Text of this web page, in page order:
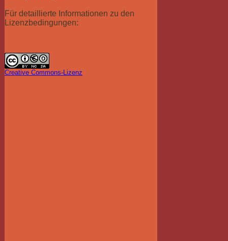
Für detaillierte Informationen zu den
Lizenzbedingungen:
Creative Commons-Lizenz